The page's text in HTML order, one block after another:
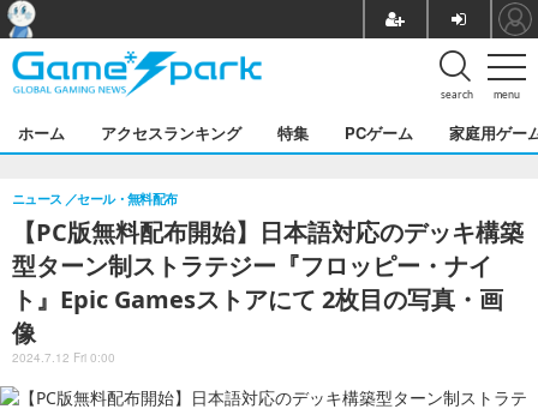
menu
search
ホーム アクセスランキング 特集 PCゲーム 家庭用ゲー
【PC版無料配布開始】日本語対応のデッキ構築
型ターン制ストラテジー『フロッピー・ナイ
ト』Epic Gamesストアにて 2枚目の写真・画
像
ニュース セール・無料配布
2024.7.12 Fri 0:00